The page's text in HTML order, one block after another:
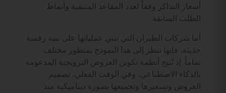
أسعار التذاكر وفقاً لعدد المقاعد المتبقية وأنماط
الطلب السابقة.
أما شركات الطيران التي تبني عملياتها على بنية رقمية
حديثة، فإنها تنظر إلى هذا النموذج بمنظور مختلف
تماماً. إذ تُتيح أنظمة تكوين العروض الترويجية المدعومة
بالذكاء الاصطناعي، وفي الوقت الفعلي، تصميم
العروض وتسعيرها وتجميعها بصورة ديناميكية منذ